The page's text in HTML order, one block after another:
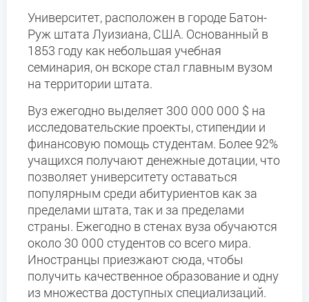
Университет, расположен в городе Батон-
Руж штата Луизиана, США. Основанный в
1853 году как небольшая учебная
семинария, он вскоре стал главным вузом
на территории штата.
Вуз ежегодно выделяет 300 000 000 $ на
исследовательские проекты, стипендии и
финансовую помощь студентам. Более 92%
учащихся получают денежные дотации, что
позволяет университету оставаться
популярным среди абитуриентов как за
пределами штата, так и за пределами
страны. Ежегодно в стенах вуза обучаются
около 30 000 студентов со всего мира.
Иностранцы приезжают сюда, чтобы
получить качественное образование и одну
из множества доступных специализаций.